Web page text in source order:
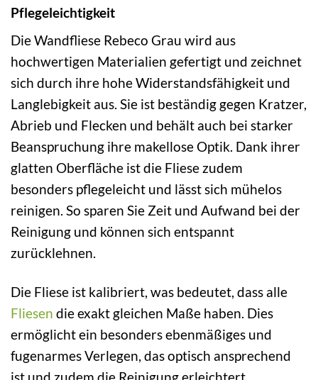
Pflegeleichtigkeit
Die Wandfliese Rebeco Grau wird aus
hochwertigen Materialien gefertigt und zeichnet
sich durch ihre hohe Widerstandsfähigkeit und
Langlebigkeit aus. Sie ist beständig gegen Kratzer,
Abrieb und Flecken und behält auch bei starker
Beanspruchung ihre makellose Optik. Dank ihrer
glatten Oberfläche ist die Fliese zudem
besonders pflegeleicht und lässt sich mühelos
reinigen. So sparen Sie Zeit und Aufwand bei der
Reinigung und können sich entspannt
zurücklehnen.
Die Fliese ist kalibriert, was bedeutet, dass alle
Fliesen die exakt gleichen Maße haben. Dies
ermöglicht ein besonders ebenmäßiges und
fugenarmes Verlegen, das optisch ansprechend